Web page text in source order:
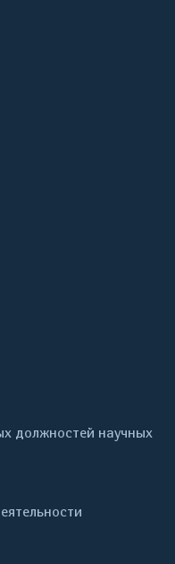
должностей научных